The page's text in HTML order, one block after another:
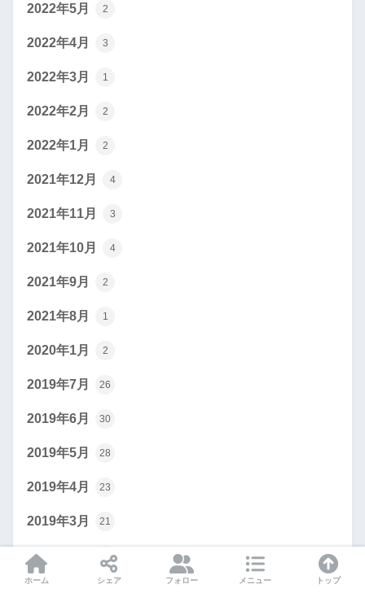
2022年5月 2
2022年4月 3
2022年3月 1
2022年2月 2
2022年1月 2
2021年12月 4
2021年11月 3
2021年10月 4
2021年9月 2
2021年8月 1
2020年1月 2
2019年7月 26
2019年6月 30
2019年5月 28
2019年4月 23
2019年3月 21
2019年2月 32
ホーム シェア フォロー メニュー トップ